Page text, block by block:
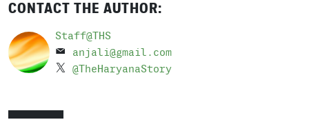
CONTACT THE AUTHOR:
Staff@THS
anjali@gmail.com
@TheHaryanaStory